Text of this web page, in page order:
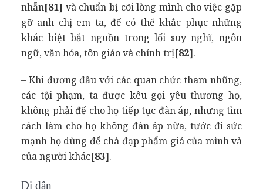
nhẫn[81] và chuẩn bị cõi lòng mình cho việc gặp
gỡ anh chị em ta, để có thể khắc phục những
khác biệt bắt nguồn trong lối suy nghĩ, ngôn
ngữ, văn hóa, tôn giáo và chính trị[82].
– Khi đương đầu với các quan chức tham nhũng,
các tội phạm, ta được kêu gọi yêu thương họ,
không phải để cho họ tiếp tục đàn áp, nhưng tìm
cách làm cho họ không đàn áp nữa, tước đi sức
mạnh họ dùng để chà đạp phẩm giá của mình và
của người khác[83].
Di dân